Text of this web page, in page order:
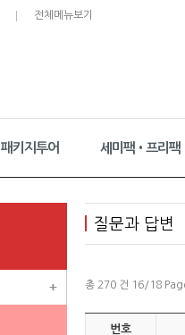
전체메뉴보기
패키지투어 세미팩•프리팩
질문과 답변
총 270 건 16/18
번호